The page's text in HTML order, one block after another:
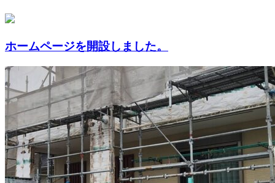
ホームページを開設しました。